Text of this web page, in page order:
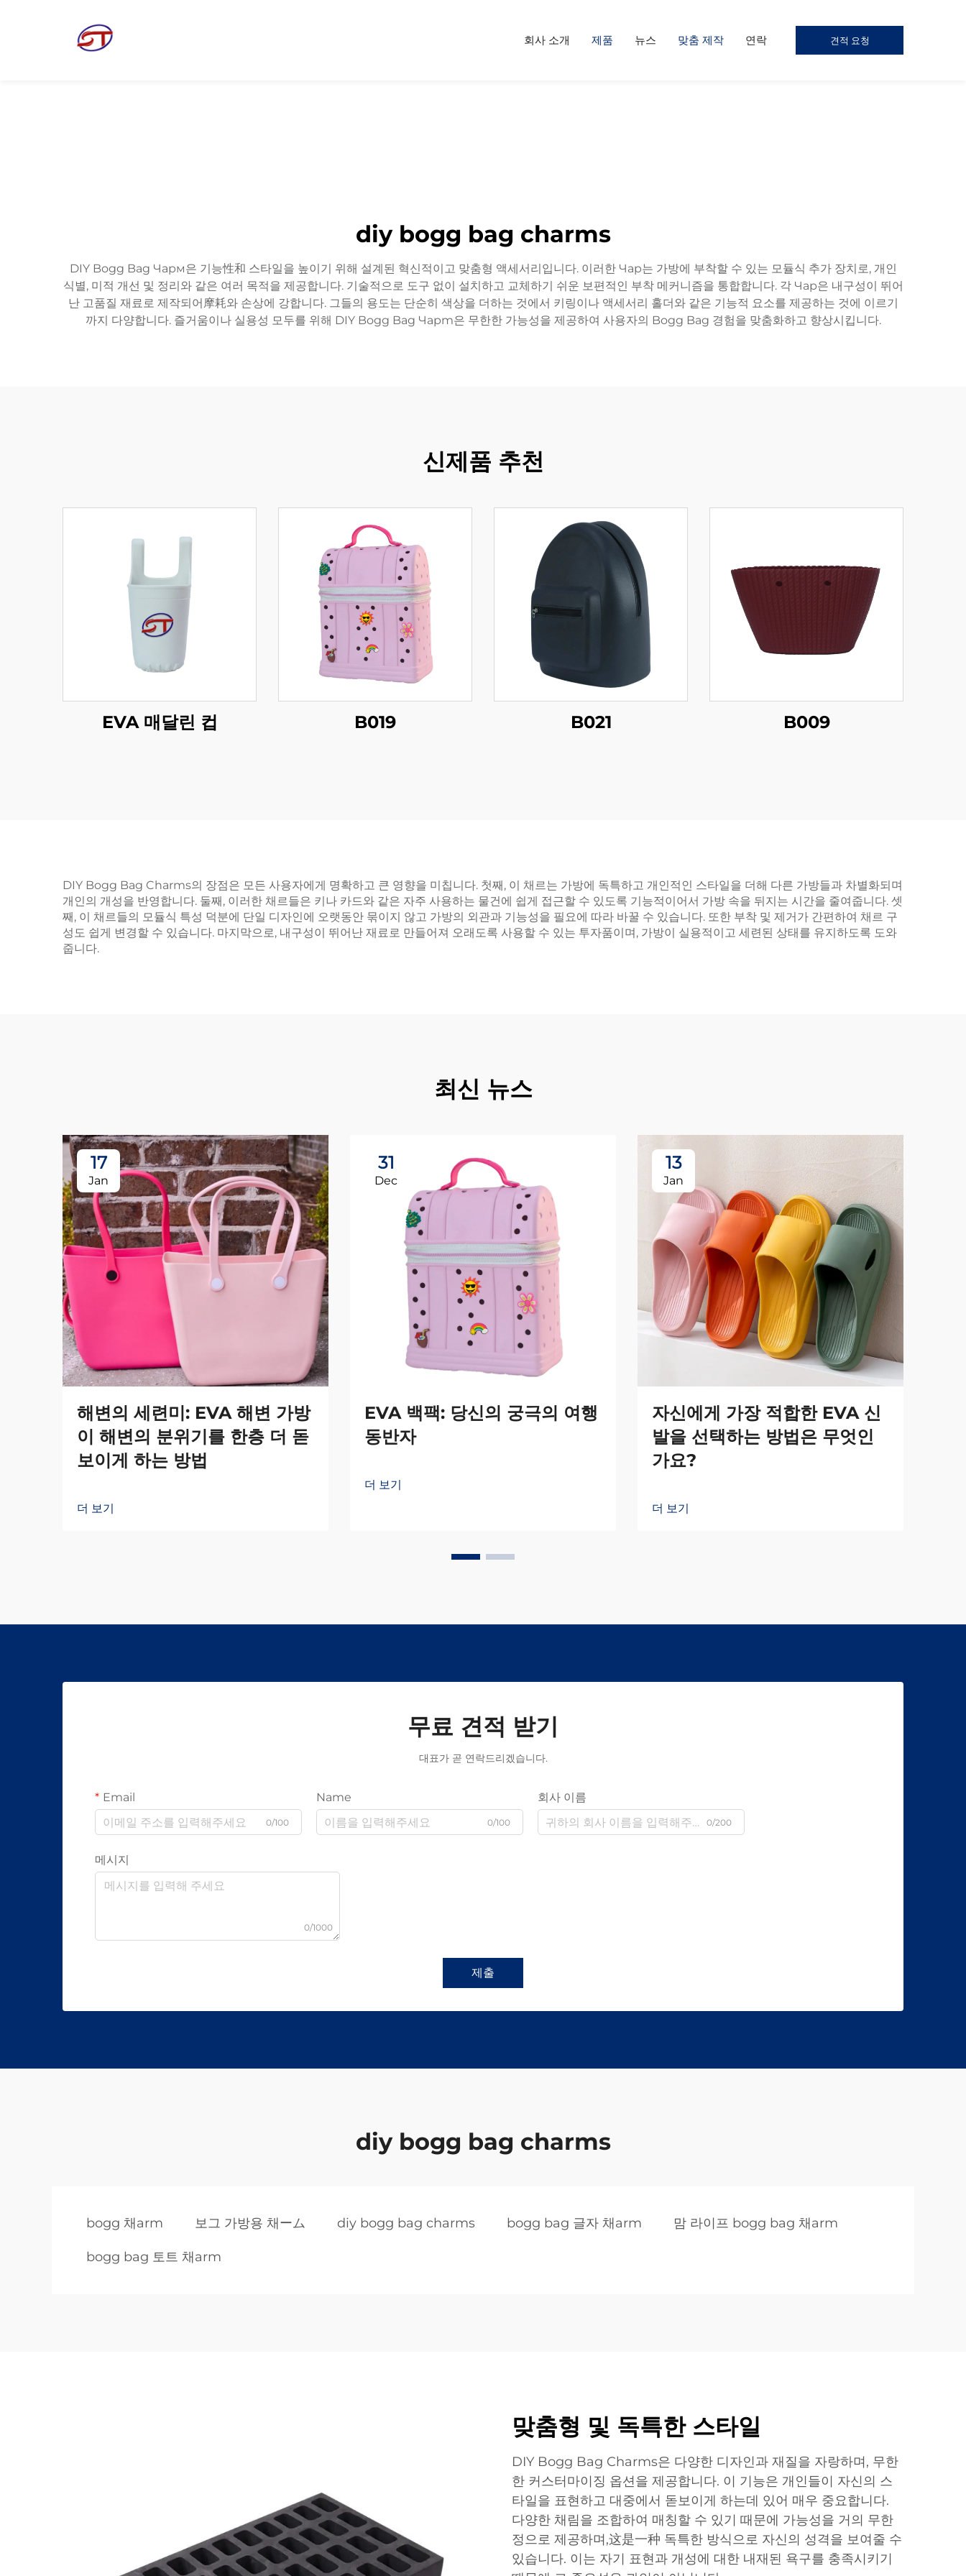
회사 소개 제품 뉴스 맞춤 제작 연락 견적 요청
diy bogg bag charms
DIY Bogg Bag Чарм은 기능性和 스타일을 높이기 위해 설계된 혁신적이고 맞춤형 액세서리입니다. 이러한 Чар는 가방에 부착할 수 있는 모듈식 추가 장치로, 개인
식별, 미적 개선 및 정리와 같은 여러 목적을 제공합니다. 기술적으로 도구 없이 설치하고 교체하기 쉬운 보편적인 부착 메커니즘을 통합합니다. 각 Чар은 내구성이 뛰어
난 고품질 재료로 제작되어摩耗와 손상에 강합니다. 그들의 용도는 단순히 색상을 더하는 것에서 키링이나 액세서리 홀더와 같은 기능적 요소를 제공하는 것에 이르기
까지 다양합니다. 즐거움이나 실용성 모두를 위해 DIY Bogg Bag Чарm은 무한한 가능성을 제공하여 사용자의 Bogg Bag 경험을 맞춤화하고 향상시킵니다.
신제품 추천
EVA 매달린 컵 B019 B021 B009
DIY Bogg Bag Charms의 장점은 모든 사용자에게 명확하고 큰 영향을 미칩니다. 첫째, 이 채르는 가방에 독특하고 개인적인 스타일을 더해 다른 가방들과 차별화되며
개인의 개성을 반영합니다. 둘째, 이러한 채르들은 키나 카드와 같은 자주 사용하는 물건에 쉽게 접근할 수 있도록 기능적이어서 가방 속을 뒤지는 시간을 줄여줍니다. 셋
째, 이 채르들의 모듈식 특성 덕분에 단일 디자인에 오랫동안 묶이지 않고 가방의 외관과 기능성을 필요에 따라 바꿀 수 있습니다. 또한 부착 및 제거가 간편하여 채르 구
성도 쉽게 변경할 수 있습니다. 마지막으로, 내구성이 뛰어난 재료로 만들어져 오래도록 사용할 수 있는 투자품이며, 가방이 실용적이고 세련된 상태를 유지하도록 도와
줍니다.
최신 뉴스
17
Jan
해변의 세련미: EVA 해변 가방
이 해변의 분위기를 한층 더 돋
보이게 하는 방법
더 보기
31
Dec
EVA 백팩: 당신의 궁극의 여행
동반자
더 보기
13
Jan
자신에게 가장 적합한 EVA 신
발을 선택하는 방법은 무엇인
가요?
더 보기
무료 견적 받기
대표가 곧 연락드리겠습니다.
Email
0/100
Name
0/100
회사 이름
0/200
메시지
0/1000
제출
diy bogg bag charms
bogg 채arm 보그 가방용 채ーム diy bogg bag charms bogg bag 글자 채arm 맘 라이프 bogg bag 채arm
bogg bag 토트 채arm
맞춤형 및 독특한 스타일
DIY Bogg Bag Charms은 다양한 디자인과 재질을 자랑하며, 무한
한 커스터마이징 옵션을 제공합니다. 이 기능은 개인들이 자신의 스
타일을 표현하고 대중에서 돋보이게 하는데 있어 매우 중요합니다.
다양한 채림을 조합하여 매칭할 수 있기 때문에 가능성을 거의 무한
정으로 제공하며,这是一种 독특한 방식으로 자신의 성격을 보여줄 수
있습니다. 이는 자기 표현과 개성에 대한 내재된 욕구를 충족시키기